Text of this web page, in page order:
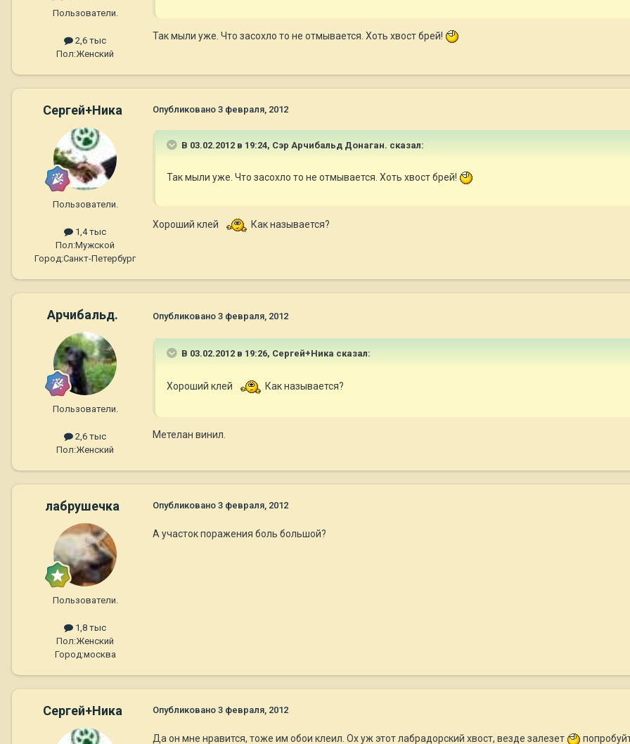
Пользователи.
2,6 тыс
Пол:Женский
Так мыли уже. Что засохло то не отмывается. Хоть хвост брей!
Сергей+Ника
Пользователи.
1,4 тыс
Пол:Мужской
Город:Санкт-Петербург
Опубликовано 3 февраля, 2012
В 03.02.2012 в 19:24, Сэр Арчибальд Донаган. сказал:
Так мыли уже. Что засохло то не отмывается. Хоть хвост брей!
Хороший клей Как называется?
Арчибальд.
Пользователи.
2,6 тыс
Пол:Женский
Опубликовано 3 февраля, 2012
В 03.02.2012 в 19:26, Сергей+Ника сказал:
Хороший клей Как называется?
Метелан винил.
лабрушечка
Пользователи.
1,8 тыс
Пол:Женский
Город:москва
Опубликовано 3 февраля, 2012
А участок поражения боль большой?
Сергей+Ника Опубликовано 3 февраля, 2012
Да он мне нравится, тоже им обои клеил. Ох уж этот лабрадорский хвост, везде залезет